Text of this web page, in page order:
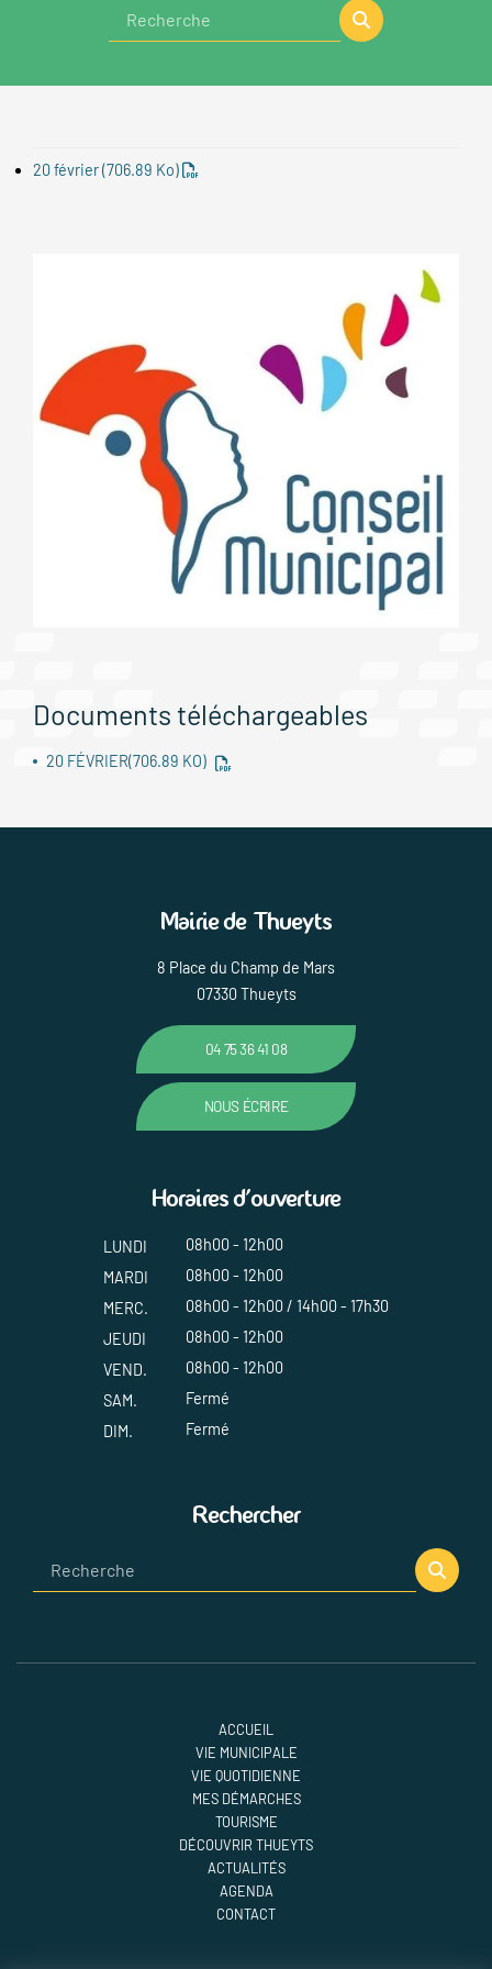
20 février(706.89 Ko)
Documents téléchargeables
20 FÉVRIER(706.89 KO)
Mairie de Thueyts
8 Place du Champ de Mars
07330 Thueyts
04 75 36 41 08
NOUS ÉCRIRE
Horaires d'ouverture
LUNDI
08h00 - 12h00
MARDI
08h00 - 12h00
MERC.
08h00 - 12h00 / 14h00 - 17h30
JEUDI
08h00 - 12h00
VEND.
08h00 - 12h00
SAM.
Fermé
DIM.
Fermé
Rechercher
ACCUEIL
VIE MUNICIPALE
VIE QUOTIDIENNE
MES DÉMARCHES
TOURISME
DÉCOUVRIR THUEYTS
ACTUALITÉS
AGENDA
CONTACT